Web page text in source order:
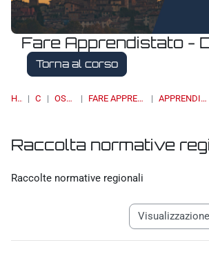
Fare Apprendistato -
Torna al corso
HOME CORSI OSSERVATORI FARE APPRENDISTATO - DATABASE APPRENDISTATO DI II LIVELLO
Raccolta normative
Raccolte normative regionali
Navigazione